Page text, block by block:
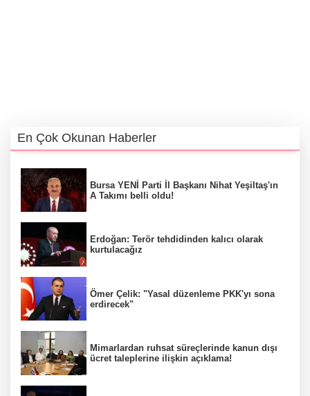
En Çok Okunan Haberler
Bursa YENİ Parti İl Başkanı Nihat Yeşiltaş'ın
A Takımı belli oldu!
Erdoğan: Terör tehdidinden kalıcı olarak
kurtulacağız
Ömer Çelik: "Yasal düzenleme PKK'yı sona
erdirecek"
Mimarlardan ruhsat süreçlerinde kanun dışı
ücret taleplerine ilişkin açıklama!